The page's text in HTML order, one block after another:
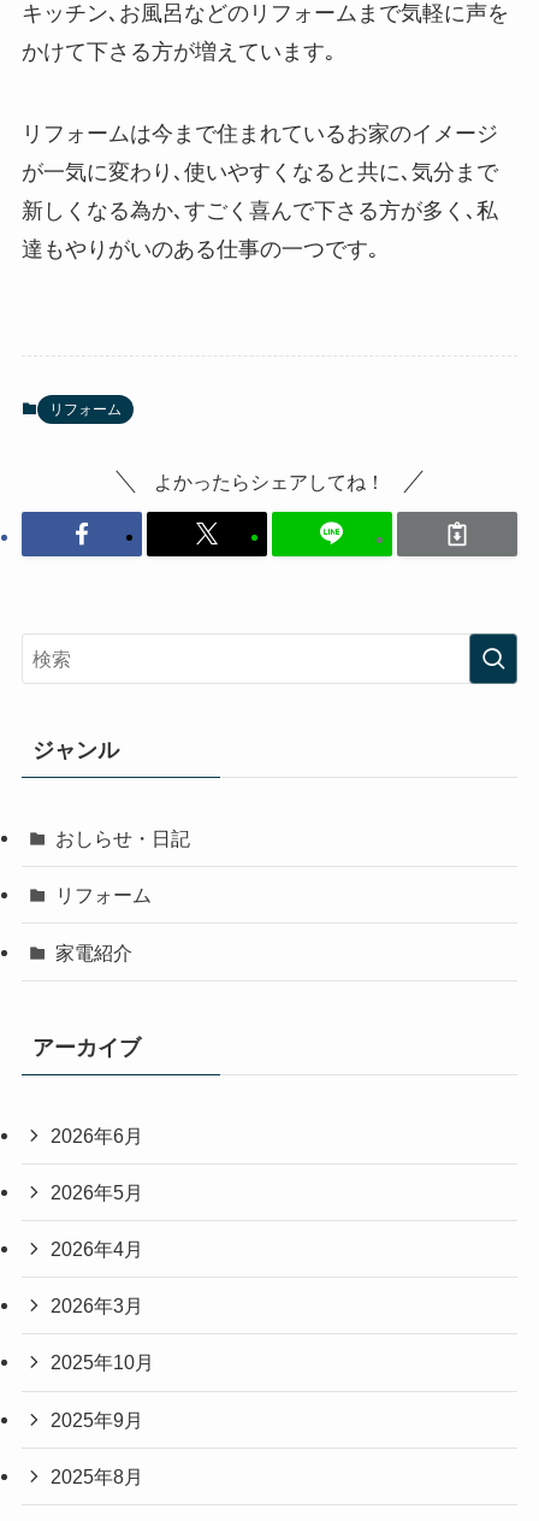
キッチン､お風呂などのリフォームまで気軽に声を
かけて下さる方が増えています｡
リフォームは今まで住まれているお家のイメージ
が一気に変わり､使いやすくなると共に､気分まで
新しくなる為か､すごく喜んで下さる方が多く､私
達もやりがいのある仕事の一つです｡
リフォーム
よかったらシェアしてね！
ジャンル
おしらせ・日記
リフォーム
家電紹介
アーカイブ
2026年6月
2026年5月
2026年4月
2026年3月
2025年10月
2025年9月
2025年8月